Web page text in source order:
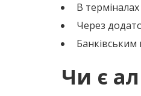
В
Через
Банківським
Чи є